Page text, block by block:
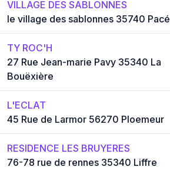
VILLAGE DES SABLONNES
le village des sablonnes 35740 Pacé
TY ROC'H
27 Rue Jean-marie Pavy 35340 La
Bouëxière
L'ECLAT
45 Rue de Larmor 56270 Ploemeur
RESIDENCE LES BRUYERES
76-78 rue de rennes 35340 Liffre